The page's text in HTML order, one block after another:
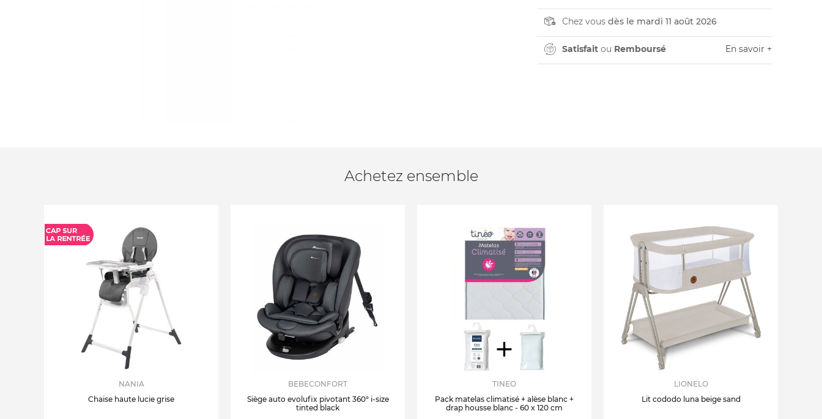
Chez vous dès le mardi 11 août 2026
Satisfaitou Remboursé En savoir +
Achetez ensemble
NANIA
Chaise haute lucie grise
BEBECONFORT
Siège auto evolufix pivotant 360° i-size
tinted black
TINEO
Pack matelas climatisé + alèse blanc +
drap housse blanc - 60 x 120 cm
LIONELO
Lit cododo luna beige sand